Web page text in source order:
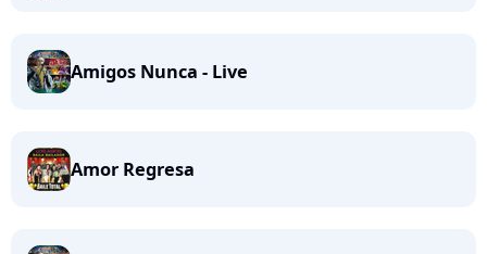
Amigos Nunca - Live
Amor Regresa